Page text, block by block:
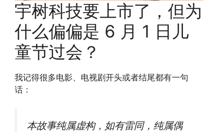
宇树科技要上市了，但为
什么偏偏是 6 月 1 日儿
童节过会？
我记得很多电影、电视剧开头或者结尾都有一句
话：
本故事纯属虚构，如有雷同，纯属偶